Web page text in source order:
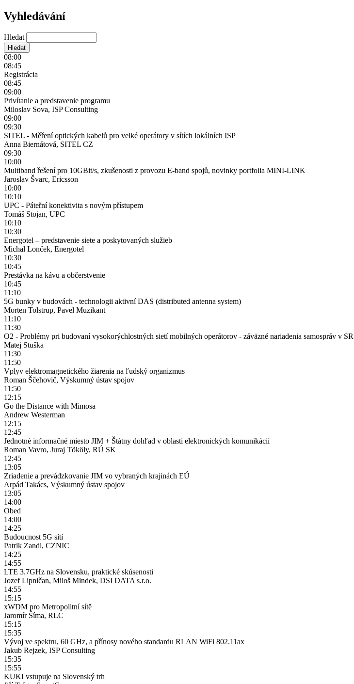
Vyhledávání
Hledat
08:00
08:45
Registrácia
08:45
09:00
Privítanie a predstavenie programu
Miloslav Sova, ISP Consulting
09:00
09:30
SITEL - Měření optických kabelů pro velké operátory v sítích lokálních ISP
Anna Biernátová, SITEL CZ
09:30
10:00
Multiband řešení pro 10GBit/s, zkušenosti z provozu E-band spojů, novinky portfolia MINI-LINK
Jaroslav Švarc, Ericsson
10:00
10:10
UPC - Páteřní konektivita s novým přístupem
Tomáš Stojan, UPC
10:10
10:30
Energotel – predstavenie siete a poskytovaných služieb
Michal Lonček, Energotel
10:30
10:45
Prestávka na kávu a občerstvenie
10:45
11:10
5G bunky v budovách - technologii aktivní DAS (distributed antenna system)
Morten Tolstrup, Pavel Muzikant
11:10
11:30
O2 - Problémy pri budovaní vysokorýchlostných sietí mobilných operátorov - záväzné nariadenia samospráv v SR
Matej Stuška
11:30
11:50
Vplyv elektromagnetického žiarenia na ľudský organizmus
Roman Ščehovič, Výskumný ústav spojov
11:50
12:15
Go the Distance with Mimosa
Andrew Westerman
12:15
12:45
Jednotné informačné miesto JIM + Štátny dohľad v oblasti elektronických komunikácií
Roman Vavro, Juraj Tököly, RÚ SK
12:45
13:05
Zriadenie a prevádzkovanie JIM vo vybraných krajinách EÚ
Arpád Takács, Výskumný ústav spojov
13:05
14:00
Obed
14:00
14:25
Budoucnost 5G sítí
Patrik Zandl, CZNIC
14:25
14:55
LTE 3.7GHz na Slovensku, praktické skúsenosti
Jozef Lipničan, Miloš Mindek, DSI DATA s.r.o.
14:55
15:15
xWDM pro Metropolitní sítě
Jaromír Šíma, RLC
15:15
15:35
Vývoj ve spektru, 60 GHz, a přínosy nového standardu RLAN WiFi 802.11ax
Jakub Rejzek, ISP Consulting
15:35
15:55
KUKI vstupuje na Slovenský trh